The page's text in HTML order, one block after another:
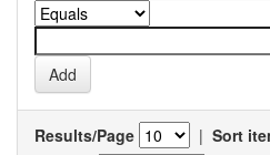
Results/Page | Sort